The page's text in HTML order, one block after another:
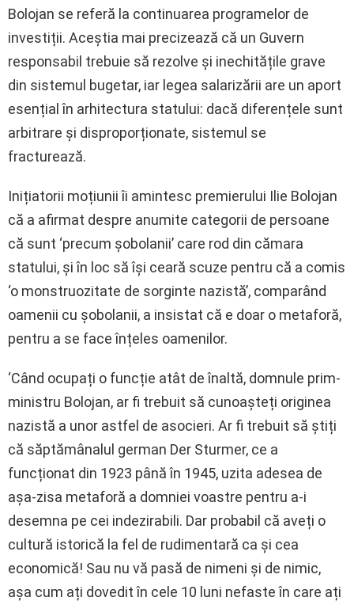
Bolojan se referă la continuarea programelor de
investiții. Aceștia mai precizează că un Guvern
responsabil trebuie să rezolve și inechitățile grave
din sistemul bugetar, iar legea salarizării are un aport
esențial în arhitectura statului: dacă diferențele sunt
arbitrare și disproporționate, sistemul se
fracturează.
Inițiatorii moțiunii îi amintesc premierului Ilie Bolojan
că a afirmat despre anumite categorii de persoane
că sunt ‘precum șobolanii’ care rod din cămara
statului, și în loc să își ceară scuze pentru că a comis
‘o monstruozitate de sorginte nazistă’, comparând
oamenii cu șobolanii, a insistat că e doar o metaforă,
pentru a se face înțeles oamenilor.
‘Când ocupați o funcție atât de înaltă, domnule prim-
ministru Bolojan, ar fi trebuit să cunoașteți originea
nazistă a unor astfel de asocieri. Ar fi trebuit să știți
că săptămânalul german Der Sturmer, ce a
funcționat din 1923 până în 1945, uzita adesea de
așa-zisa metaforă a domniei voastre pentru a-i
desemna pe cei indezirabili. Dar probabil că aveți o
cultură istorică la fel de rudimentară ca și cea
economică! Sau nu vă pasă de nimeni și de nimic,
așa cum ați dovedit în cele 10 luni nefaste în care ați